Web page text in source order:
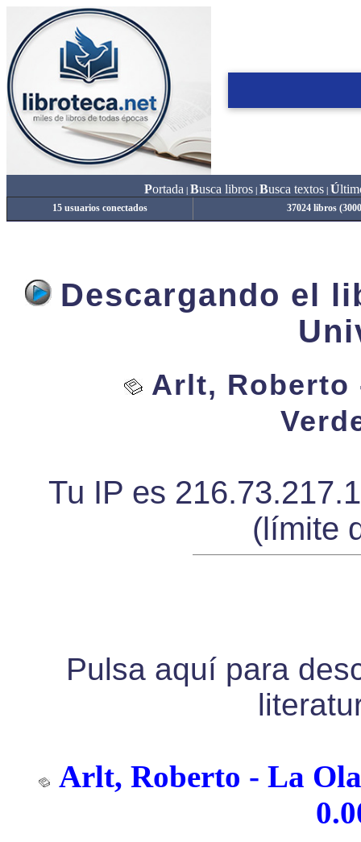
Portada Busca libros| Busca textos| Ú
15 usuarios conectados 37024 libros
Descargando el
Arlt, Roberto
Tu IP es
(límite
Pulsa aquí para
Arlt, Roberto - La